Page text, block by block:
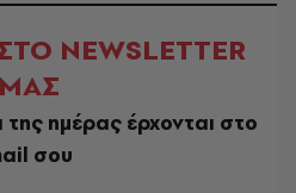
NEWSLETTER
ΜΑΣ
ημέρας έρχονται στο
σου